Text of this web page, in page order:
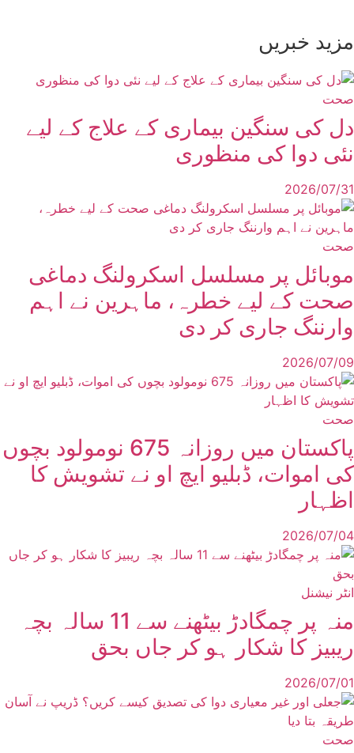
مزید خبریں
صحت
دل کی سنگین بیماری کے علاج کے لیے
نئی دوا کی منظوری
2026/07/31
صحت
موبائل پر مسلسل اسکرولنگ دماغی
صحت کے لیے خطرہ، ماہرین نے اہم
وارننگ جاری کر دی
2026/07/09
صحت
پاکستان میں روزانہ 675 نومولود بچوں
کی اموات، ڈبلیو ایچ او نے تشویش کا
اظہار
2026/07/04
انٹر نیشنل
منہ پر چمگادڑ بیٹھنے سے 11 سالہ بچہ
ریبیز کا شکار ہو کر جاں بحق
2026/07/01
صحت